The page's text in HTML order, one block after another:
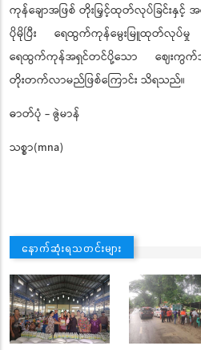
ကုန်ချောအဖြစ် တိုးမြှင့်ထုတ်လုပ်ခြင်း
ပိုမိုပြီး ရေထွက်ကုန်မွေးမြူထုတ်လုပ်
ရေထွက်ကုန်အရှင်တင်ပို့သော ဈေးကွက်သစ်
တိုးတက်လာမည်ဖြစ်ကြောင်း သိရသည်။
ဓာတ်ပုံ - ဇွဲမာန်
သစ္စာ(mna)
နောက်ဆုံးရသတင်းများ